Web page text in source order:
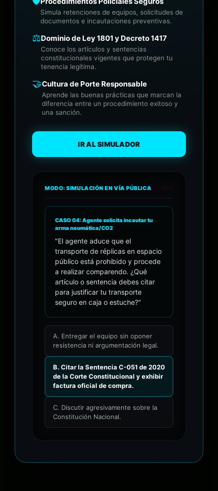
Simula retenciones de equipos, solicitudes de
documentos e incautaciones preventivas.
⚖️Dominio de Ley 1801 y Decreto 1417
Conoce los artículos y sentencias
constitucionales vigentes que protegen tu
tenencia legítima.
🤝Cultura de Porte Responsable
Aprende las buenas prácticas que marcan la
diferencia entre un procedimiento exitoso y
una sanción.
IR AL SIMULADOR
MODO: SIMULACIÓN EN VÍA PÚBLICA
CASO 04: Agente solicita incautar tu
arma neumática/CO2
"El agente aduce que el
transporte de réplicas en espacio
público está prohibido y procede
a realizar comparendo. ¿Qué
artículo o sentencia debes citar
para justificar tu transporte
seguro en caja o estuche?"
A. Entregar el equipo sin oponer
resistencia ni argumentación legal.
B. Citar la Sentencia C-051 de 2020
de la Corte Constitucional y exhibir
factura oficial de compra.
C. Discutir agresivamente sobre la
Constitución Nacional.